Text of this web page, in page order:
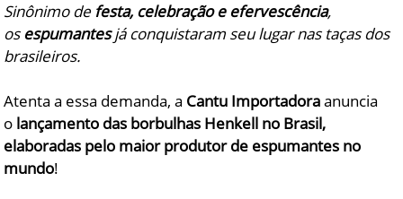
Sinônimo defesta, celebração e efervescência,
osespumantesjá conquistaram seu lugar nas taças dos
brasileiros.
Atenta a essa demanda, a Cantu Importadoraanuncia
o lançamento das borbulhas Henkell no Brasil,
elaboradas pelo maior produtor de espumantes no
mundo!